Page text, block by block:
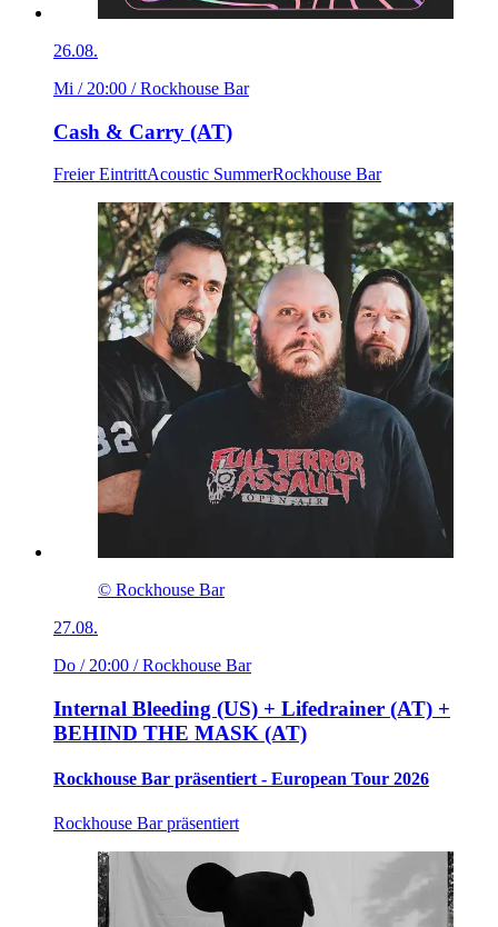
26.08.
Mi / 20:00 / Rockhouse Bar
Cash & Carry (AT)
Freier EintrittAcoustic SummerRockhouse Bar
© Rockhouse Bar
27.08.
Do / 20:00 / Rockhouse Bar
Internal Bleeding (US) + Lifedrainer (AT) +
BEHIND THE MASK (AT)
Rockhouse Bar präsentiert - European Tour 2026
Rockhouse Bar präsentiert